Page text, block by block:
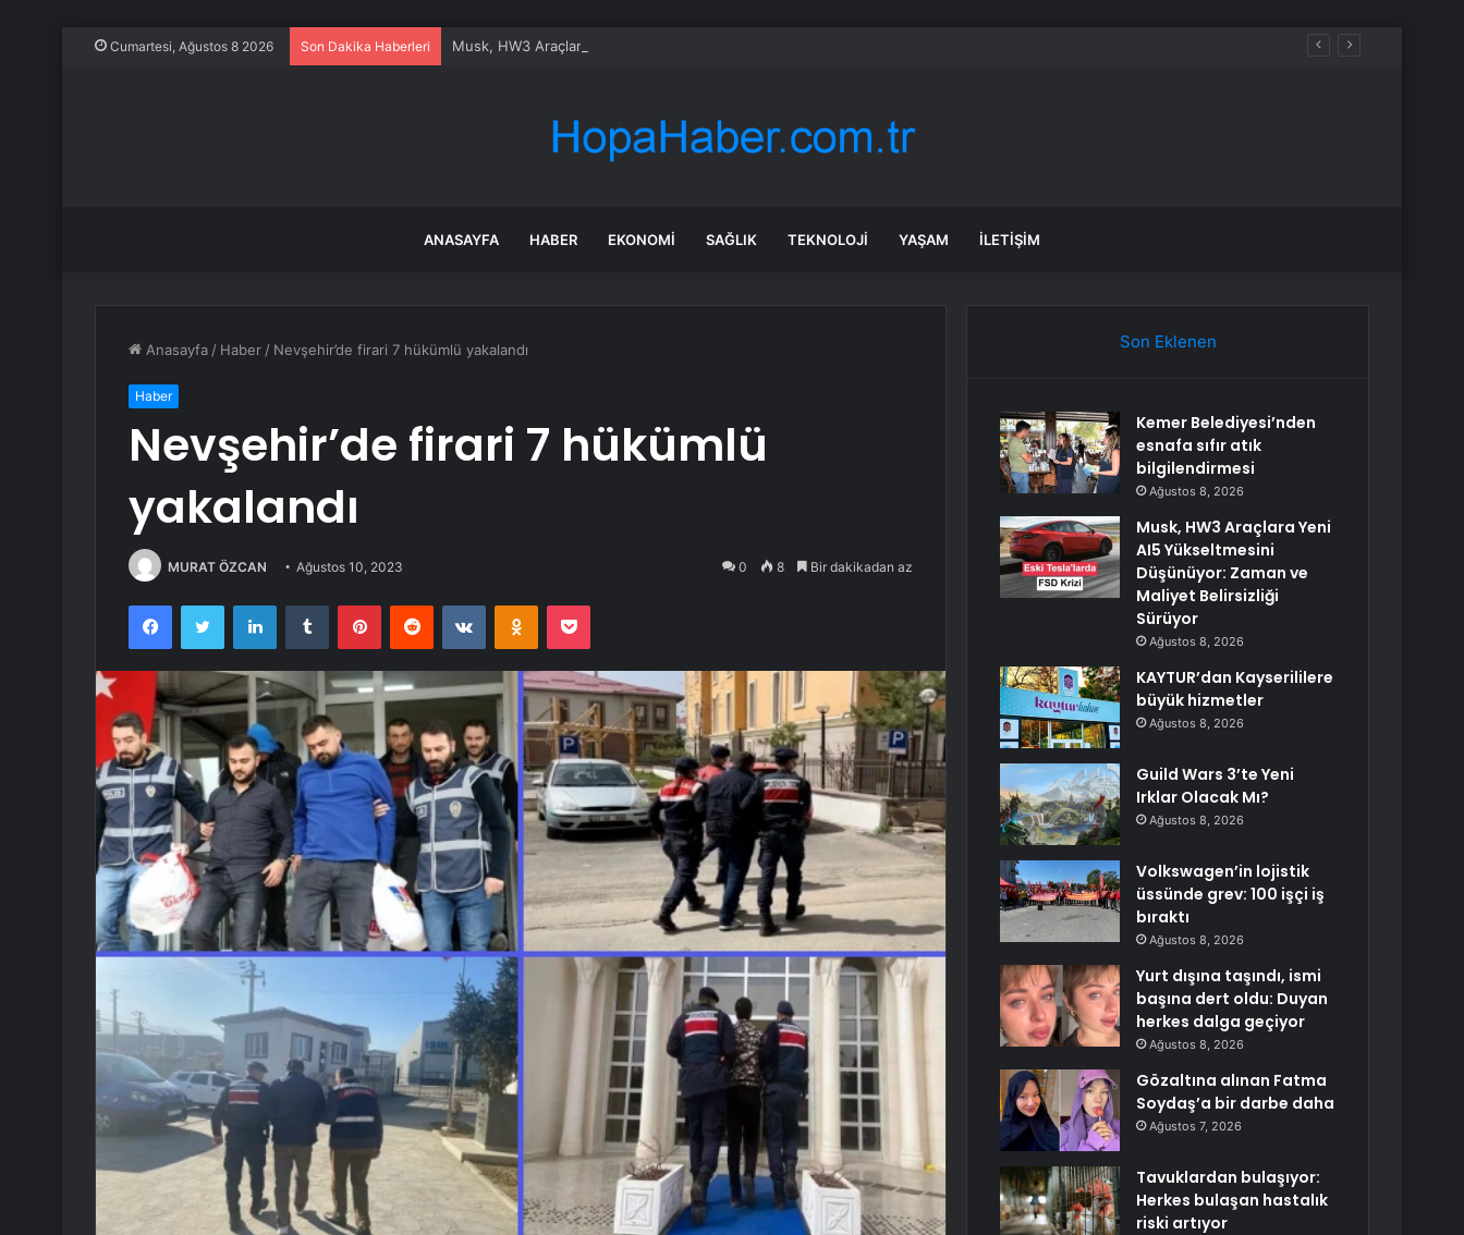
Cumartesi, Ağustos 8 2026 Son Dakika Haberleri Musk, HW3 Araçlara Yeni AI5 Yükseltmesini Düşünüyor: Zaman ve Maliyet Belirsizliği Sürüyor
ANASAYFA HABER EKONOMI SAĞLIK TEKNOLOJI YAŞAM İLETIŞIM
Anasayfa / Haber / Nevşehir’de firari 7 hükümlü yakalandı
Haber
Nevşehir’de firari 7 hükümlü
yakalandı
MURAT ÖZCAN Ağustos 10, 2023 0 8 Bir dakikadan az
FacebookTwitter LinkedInTumblr PinterestReddit VKontakteOdnoklassniki
Pocket
Son Eklenen
Kemer Belediyesi’nden
esnafa sıfır atık
bilgilendirmesi
Ağustos 8, 2026
Musk, HW3 Araçlara Yeni
AI5 Yükseltmesini
Düşünüyor: Zaman ve
Maliyet Belirsizliği
Sürüyor
Ağustos 8, 2026
KAYTUR’dan Kayserililere
büyük hizmetler
Ağustos 8, 2026
Guild Wars 3’te Yeni
Irklar Olacak Mı?
Ağustos 8, 2026
Volkswagen’in lojistik
üssünde grev: 100 işçi iş
bıraktı
Ağustos 8, 2026
Yurt dışına taşındı, ismi
başına dert oldu: Duyan
herkes dalga geçiyor
Ağustos 8, 2026
Gözaltına alınan Fatma
Soydaş’a bir darbe daha
Ağustos 7, 2026
Tavuklardan bulaşıyor:
Herkes bulaşan hastalık
riski artıyor